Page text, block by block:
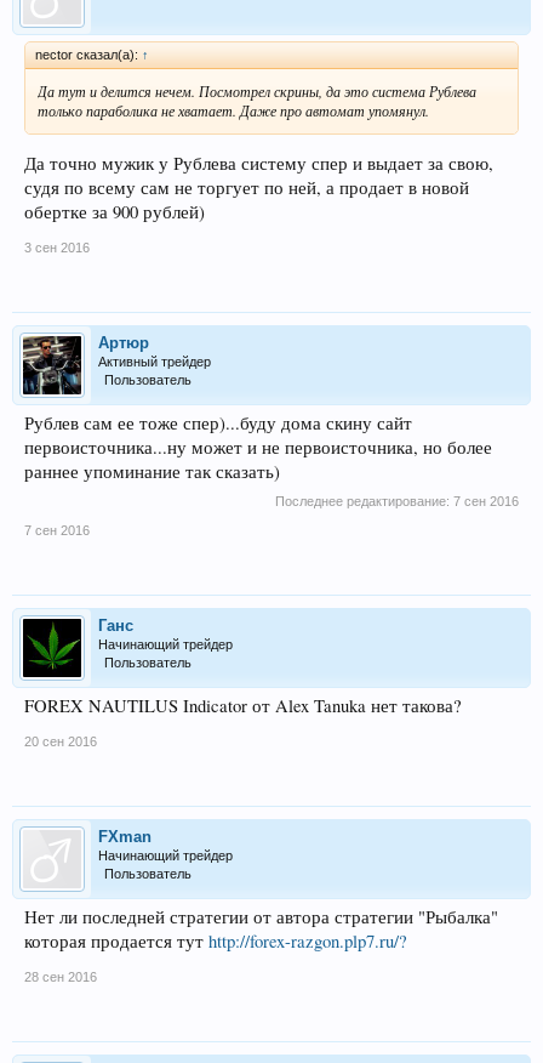
nector сказал(а): ↑
Да тут и делится нечем. Посмотрел скрины, да это система Рублева
только параболика не хватает. Даже про автомат упомянул.
Да точно мужик у Рублева систему спер и выдает за свою,
судя по всему сам не торгует по ней, а продает в новой
обертке за 900 рублей)
3 сен 2016
Артюр
Активный трейдер
Пользователь
Рублев сам ее тоже спер)...буду дома скину сайт
первоисточника...ну может и не первоисточника, но более
раннее упоминание так сказать)
Последнее редактирование: 7 сен 2016
7 сен 2016
Ганс
Начинающий трейдер
Пользователь
FOREX NAUTILUS Indicator от Alex Tanuka нет такова?
20 сен 2016
FXman
Начинающий трейдер
Пользователь
Нет ли последней стратегии от автора стратегии "Рыбалка"
которая продается тут http://forex-razgon.plp7.ru/?
28 сен 2016